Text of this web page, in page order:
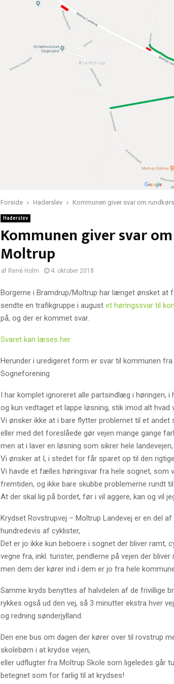
Forside Haderslev Kommunen giver svar om
Haderslev
Kommunen giver svar
Moltrup
af René Holm 4. oktober 2018
Borgerne i Bramdrup/Moltrup har længet ønsket at
sendte en trafikgruppe i august et høringssvar til
på, og der er kommet svar.
Svaret kan læses her
Herunder i uredigeret form er svar til kommunen
Sogneforening
I har komplet ignoreret alle partsindlæg i
og kun vedtaget et lappe løsning, stik imod alt hvad
Vi ønsker ikke at i bare flytter problemet til et andet
eller med det foreslåede gør vejen mange gange
men at i laver en løsning som sikrer hele
Vi ønsker at I, i stedet for får sparet op til den
Vi havde et fælles høringsvar fra hele sognet, som
fremtiden, og ikke bare skubbe problemerne rundt
At der skal lig på bordet, før i vil aggere, kan og vil
Krydset Rovstrupvej – Moltrup Landevej er en del
hundredevis af cyklister,
Det er jo ikke kun beboere i sognet der bliver ramt,
vegne fra, inkl. turister, pendlerne på vejen der
men dem der kører ind i dem er jo fra hele
Samme kryds benyttes af halvdelen af de frivillige
rykkes også ud den vej, så 3 minutter ekstra hver
og redning sønderjylland.
Den ene bus om dagen der kører over til rovstrup
skolebørn i at krydse vejen,
eller udflugter fra Moltrup Skole som ligeledes går
betegnet som for farlig til at krydses!